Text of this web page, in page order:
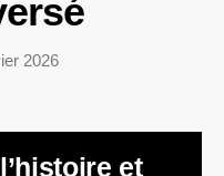
2026
et